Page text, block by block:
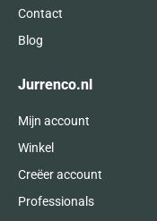
Contact
Blog
Jurrenco.nl
Mijn account
Winkel
Creëer account
Professionals